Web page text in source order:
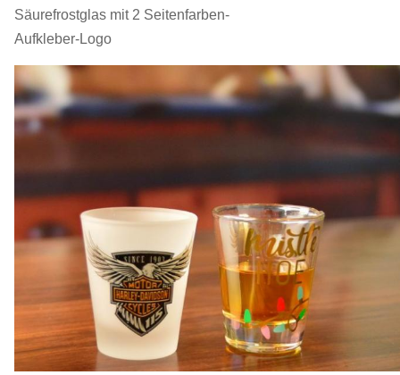
Säurefrostglas mit 2 Seitenfarben-
Aufkleber-Logo